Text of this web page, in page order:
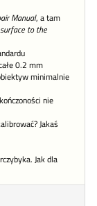
Manual, a tam
to the
0.2 mm
minimalnie
nie
Jakaś
Jak dla